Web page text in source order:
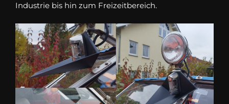
Industrie bis hin zum Freizeitbereich.